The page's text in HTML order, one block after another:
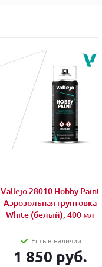
Vallejo 28010 Hobby Paint
Аэрозольная грунтовка
White (белый), 400 мл
Есть в наличии
1 850 руб.